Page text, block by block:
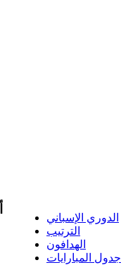
الدوري الإسباني
الترتيب
الهدافون
جدول المبارايات